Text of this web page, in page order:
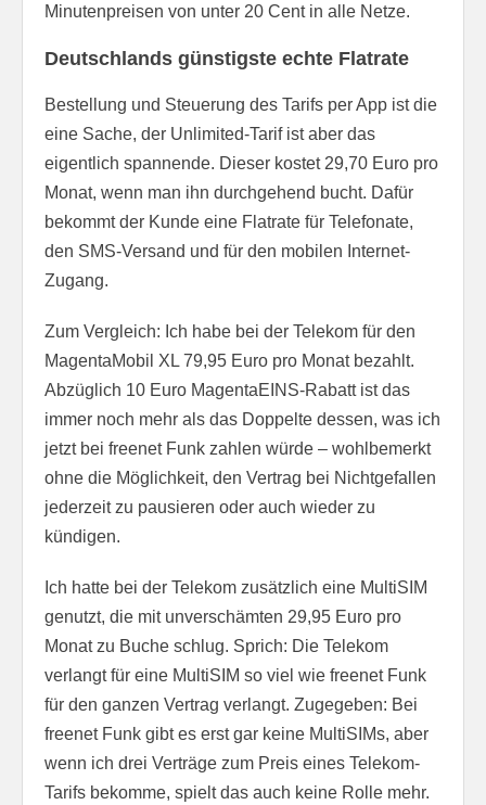
Minutenpreisen von unter 20 Cent in alle Netze.
Deutschlands günstigste echte Flatrate
Bestellung und Steuerung des Tarifs per App ist die
eine Sache, der Unlimited-Tarif ist aber das
eigentlich spannende. Dieser kostet 29,70 Euro pro
Monat, wenn man ihn durchgehend bucht. Dafür
bekommt der Kunde eine Flatrate für Telefonate,
den SMS-Versand und für den mobilen Internet-
Zugang.
Zum Vergleich: Ich habe bei der Telekom für den
MagentaMobil XL 79,95 Euro pro Monat bezahlt.
Abzüglich 10 Euro MagentaEINS-Rabatt ist das
immer noch mehr als das Doppelte dessen, was ich
jetzt bei freenet Funk zahlen würde – wohlbemerkt
ohne die Möglichkeit, den Vertrag bei Nichtgefallen
jederzeit zu pausieren oder auch wieder zu
kündigen.
Ich hatte bei der Telekom zusätzlich eine MultiSIM
genutzt, die mit unverschämten 29,95 Euro pro
Monat zu Buche schlug. Sprich: Die Telekom
verlangt für eine MultiSIM so viel wie freenet Funk
für den ganzen Vertrag verlangt. Zugegeben: Bei
freenet Funk gibt es erst gar keine MultiSIMs, aber
wenn ich drei Verträge zum Preis eines Telekom-
Tarifs bekomme, spielt das auch keine Rolle mehr.